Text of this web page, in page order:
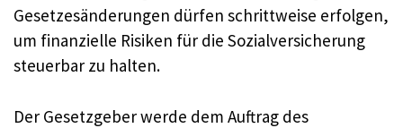
Gesetzesänderungen dürfen schrittweise erfolgen,
um finanzielle Risiken für die Sozialversicherung
steuerbar zu halten.
Der Gesetzgeber werde dem Auftrag des